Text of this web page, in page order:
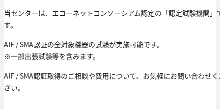
当センターは、エコーネットコンソーシアム認定の「認定試験機関」
す。
AIF / SMA認証の全対象機器の試験が実施可能です。
※一部出張試験等を含みます。
AIF / SMA認証取得のご相談や費用について、お気軽にお問い合わせ
さい。